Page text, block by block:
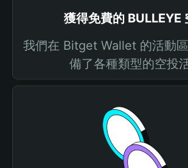
獲得免費的 BULLEYE
我們在 Bitget Wallet 的活動
備了各種類型的空投